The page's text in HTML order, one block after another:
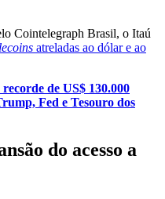
Cointelegraph Brasil, o Itaú
atreladas ao dólar e ao
de US$ 130.000
Fed e Tesouro dos
do acesso a